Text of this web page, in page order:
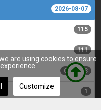
2026-08-07
115
111
00:00:03
1
are using cookies to ensure
Customize